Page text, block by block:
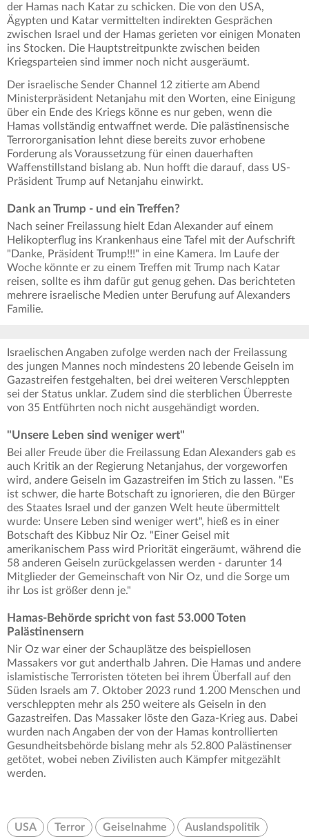
der Hamas nach Katar zu schicken. Die von den USA,
Ägypten und Katar vermittelten indirekten Gesprächen
zwischen Israel und der Hamas gerieten vor einigen Monaten
ins Stocken. Die Hauptstreitpunkte zwischen beiden
Kriegsparteien sind immer noch nicht ausgeräumt.
Der israelische Sender Channel 12 zitierte am Abend
Ministerpräsident Netanjahu mit den Worten, eine Einigung
über ein Ende des Kriegs könne es nur geben, wenn die
Hamas vollständig entwaffnet werde. Die palästinensische
Terrororganisation lehnt diese bereits zuvor erhobene
Forderung als Voraussetzung für einen dauerhaften
Waffenstillstand bislang ab. Nun hofft die darauf, dass US-
Präsident Trump auf Netanjahu einwirkt.
Dank an Trump - und ein Treffen?
Nach seiner Freilassung hielt Edan Alexander auf einem
Helikopterflug ins Krankenhaus eine Tafel mit der Aufschrift
"Danke, Präsident Trump!!!" in eine Kamera. Im Laufe der
Woche könnte er zu einem Treffen mit Trump nach Katar
reisen, sollte es ihm dafür gut genug gehen. Das berichteten
mehrere israelische Medien unter Berufung auf Alexanders
Familie.
Israelischen Angaben zufolge werden nach der Freilassung
des jungen Mannes noch mindestens 20 lebende Geiseln im
Gazastreifen festgehalten, bei drei weiteren Verschleppten
sei der Status unklar. Zudem sind die sterblichen Überreste
von 35 Entführten noch nicht ausgehändigt worden.
"Unsere Leben sind weniger wert"
Bei aller Freude über die Freilassung Edan Alexanders gab es
auch Kritik an der Regierung Netanjahus, der vorgeworfen
wird, andere Geiseln im Gazastreifen im Stich zu lassen. "Es
ist schwer, die harte Botschaft zu ignorieren, die den Bürger
des Staates Israel und der ganzen Welt heute übermittelt
wurde: Unsere Leben sind weniger wert", hieß es in einer
Botschaft des Kibbuz Nir Oz. "Einer Geisel mit
amerikanischem Pass wird Priorität eingeräumt, während die
58 anderen Geiseln zurückgelassen werden - darunter 14
Mitglieder der Gemeinschaft von Nir Oz, und die Sorge um
ihr Los ist größer denn je."
Hamas-Behörde spricht von fast 53.000 Toten
Palästinensern
Nir Oz war einer der Schauplätze des beispiellosen
Massakers vor gut anderthalb Jahren. Die Hamas und andere
islamistische Terroristen töteten bei ihrem Überfall auf den
Süden Israels am 7. Oktober 2023 rund 1.200 Menschen und
verschleppten mehr als 250 weitere als Geiseln in den
Gazastreifen. Das Massaker löste den Gaza-Krieg aus. Dabei
wurden nach Angaben der von der Hamas kontrollierten
Gesundheitsbehörde bislang mehr als 52.800 Palästinenser
getötet, wobei neben Zivilisten auch Kämpfer mitgezählt
werden.
USA Terror Geiselnahme Auslandspolitik